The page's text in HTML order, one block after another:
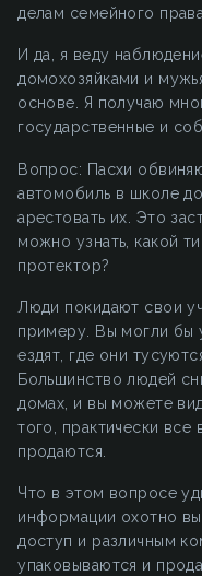
делам семейного
И да, я веду
домохозяйками и
основе. Я получаю
государственные и
Вопрос: Пасхи
автомобиль в школе
арестовать их. Это
можно узнать, какой
протектор?
Люди покидают свои
примеру. Вы могли бы
ездят, где они
Большинство людей
домах, и вы можете
того, практически
продаются.
Что в этом вопросе
информации охотно
доступ и различным
упаковываются и